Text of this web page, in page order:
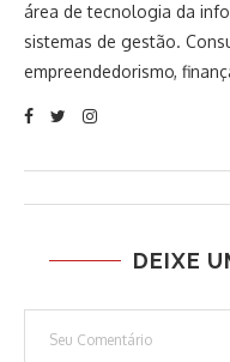
área de tecnologia da
sistemas de gestão.
empreendedorismo,
DEIXE